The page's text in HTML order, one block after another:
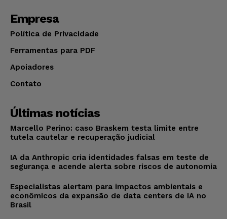
Empresa
Política de Privacidade
Ferramentas para PDF
Apoiadores
Contato
Últimas notícias
Marcello Perino: caso Braskem testa limite entre
tutela cautelar e recuperação judicial
IA da Anthropic cria identidades falsas em teste de
segurança e acende alerta sobre riscos de autonomia
Especialistas alertam para impactos ambientais e
econômicos da expansão de data centers de IA no
Brasil